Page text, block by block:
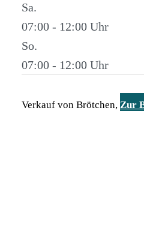
Sa.
07:00 - 12:00
So.
07:00 - 12:00
Verkauf von Brötchen, Zur